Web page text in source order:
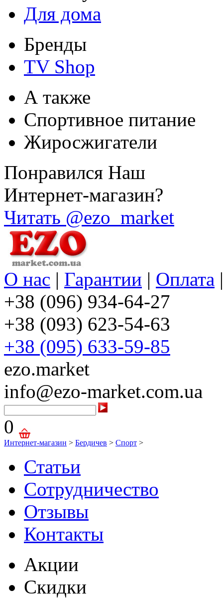
Для дома
Бренды
TV Shop
А также
Спортивное питание
Жиросжигатели
Понравился Наш
Интернет-магазин?
Читать @ezo_market
О нас | Гарантии | Оплата
+38 (096) 934-64-27
+38 (093) 623-54-63
+38 (095) 633-59-85
ezo.market
info@ezo-market.com.ua
0
Интернет-магазин > Бердичев > Спорт >
Статьи
Сотрудничество
Отзывы
Контакты
Акции
Скидки